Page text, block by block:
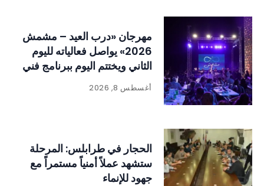
مهرجان «درب العيد – مشمش
2026» يواصل فعالياته لليوم
الثاني ويختتم اليوم ببرنامج فني
وتراثي حافل
أغسطس 8, 2026
الحجار في طرابلس: المرحلة
ستشهد عملاً أمنياً مستمراً مع
جهود للإنماء